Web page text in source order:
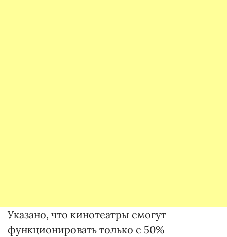
Указано, что кинотеатры смогут
функционировать только с 50%